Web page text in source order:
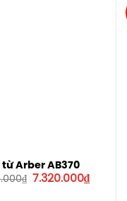
từ Arber AB370
₫ Giá
7.320.000₫Giá
hiện